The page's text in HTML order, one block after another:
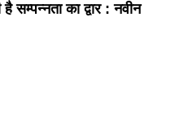
सम्पन्नता का द्वार : नवीन